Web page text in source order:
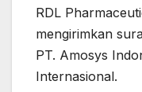
RDL
mengirimkan
PT. Amosys
Internasional.